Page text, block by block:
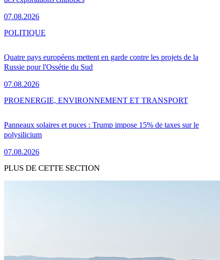
07.08.2026
Quatre pays européens mettent en garde contre les projets de la
Russie pour l'Ossétie du Sud
07.08.2026
POLITIQUE
Panneaux solaires et puces : Trump impose 15% de taxes sur le
polysilicium
07.08.2026
PROENERGIE, ENVIRONNEMENT ET TRANSPORT
PLUS DE CETTE SECTION